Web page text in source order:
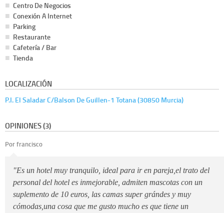
Centro De Negocios
Conexión A Internet
Parking
Restaurante
Cafetería / Bar
Tienda
LOCALIZACIÓN
P.I. El Saladar C/Balson De Guillen-1 Totana (30850 Murcia)
OPINIONES (3)
Por francisco
"Es un hotel muy tranquilo, ideal para ir en pareja,el trato del
personal del hotel es inmejorable, admiten mascotas con un
suplemento de 10 euros, las camas super grándes y muy
cómodas,una cosa que me gusto mucho es que tiene un